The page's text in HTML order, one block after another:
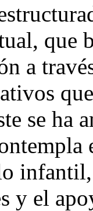
que
a
se ha
y el